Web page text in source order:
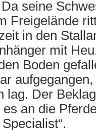
seine
Freigelände
in den
mit
Boden
lag. Der
an die